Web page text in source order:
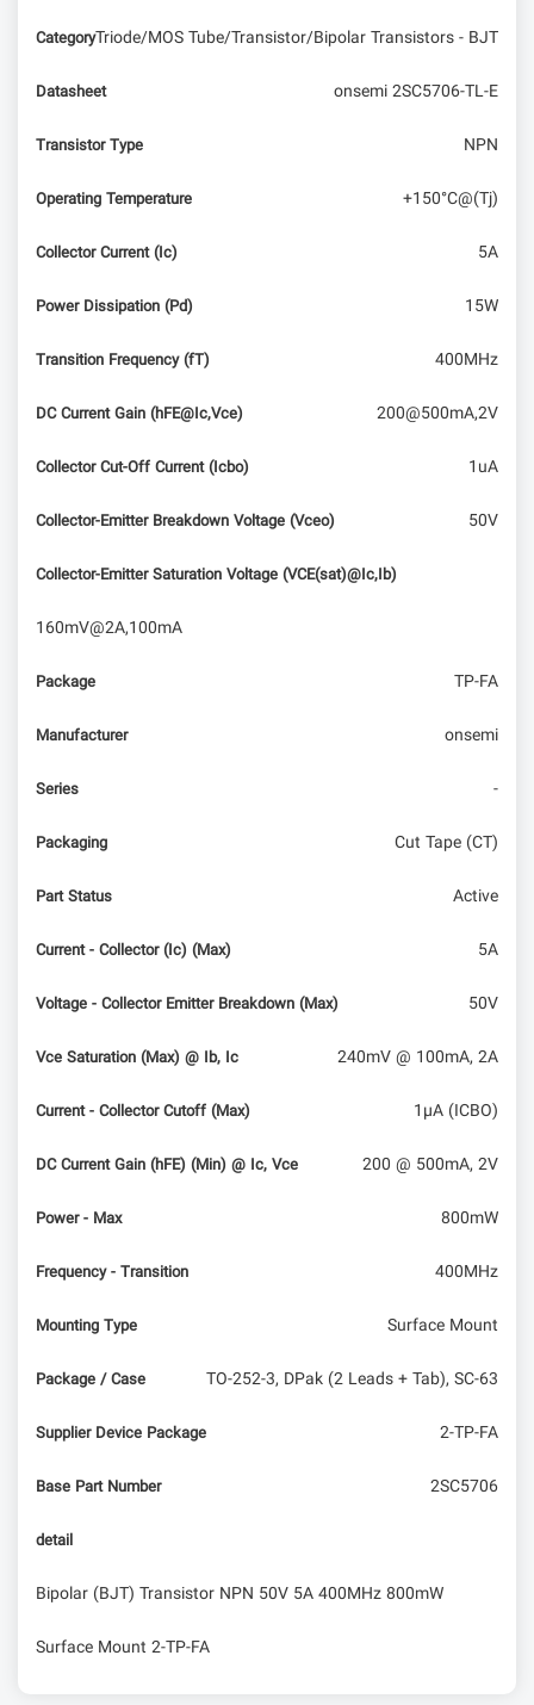
CategoryTriode/MOS Tube/Transistor/Bipolar Transistors - BJT
Datasheet onsemi 2SC5706-TL-E
Transistor Type NPN
Operating Temperature +150°C@(Tj)
Collector Current (Ic) 5A
Power Dissipation (Pd) 15W
Transition Frequency (fT) 400MHz
DC Current Gain (hFE@Ic,Vce) 200@500mA,2V
Collector Cut-Off Current (Icbo) 1uA
Collector-Emitter Breakdown Voltage (Vceo) 50V
Collector-Emitter Saturation Voltage (VCE(sat)@Ic,Ib)
160mV@2A,100mA
Package TP-FA
Manufacturer onsemi
Series -
Packaging Cut Tape (CT)
Part Status Active
Current - Collector (Ic) (Max) 5A
Voltage - Collector Emitter Breakdown (Max) 50V
Vce Saturation (Max) @ Ib, Ic 240mV @ 100mA, 2A
Current - Collector Cutoff (Max) 1µA (ICBO)
DC Current Gain (hFE) (Min) @ Ic, Vce 200 @ 500mA, 2V
Power - Max 800mW
Frequency - Transition 400MHz
Mounting Type Surface Mount
Package / Case TO-252-3, DPak (2 Leads + Tab), SC-63
Supplier Device Package 2-TP-FA
Base Part Number 2SC5706
detail
Bipolar (BJT) Transistor NPN 50V 5A 400MHz 800mW
Surface Mount 2-TP-FA